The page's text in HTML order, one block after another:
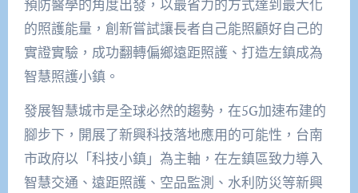
預防醫學的角度出發，以最省力的方式達到最大化
的照護能量，創新嘗試讓長者自己能照顧好自己的
實證實驗，成功翻轉偏鄉遠距照護、打造左鎮成為
智慧照護小鎮。
發展智慧城市是全球必然的趨勢，在5G加速布建的
腳步下，開展了新興科技落地應用的可能性，台南
市政府以「科技小鎮」為主軸，在左鎮區致力導入
智慧交通、遠距照護、空品監測、水利防災等新興